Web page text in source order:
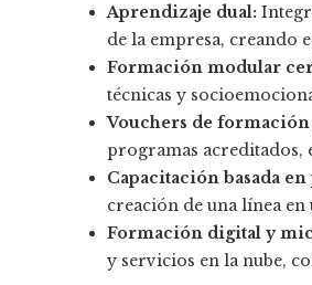
Aprendizaje dual:
de la empresa, creando
Formación modular
técnicas y
Vouchers de formación
programas acreditados,
Capacitación basada
creación de una línea
Formación digital y
y servicios en la nube,